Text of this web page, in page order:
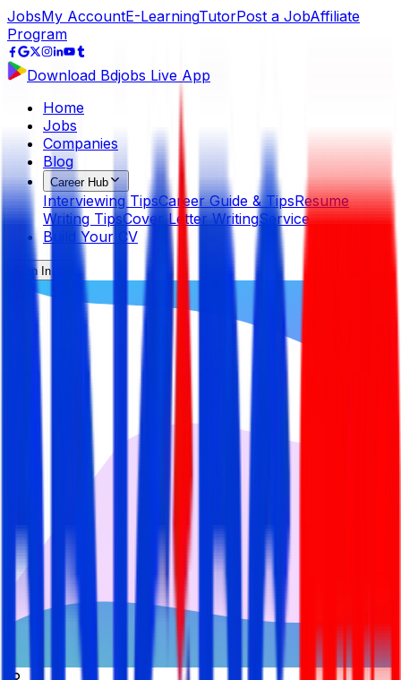
JobsMy AccountE-LearningTutorPost a JobAffiliate
Program
Download Bdjobs Live App
Home
Jobs
Companies
Blog
Career Hub
Interviewing TipsCareer Guide & TipsResume
Writing TipsCover Letter WritingService
Build Your CV
Sign In